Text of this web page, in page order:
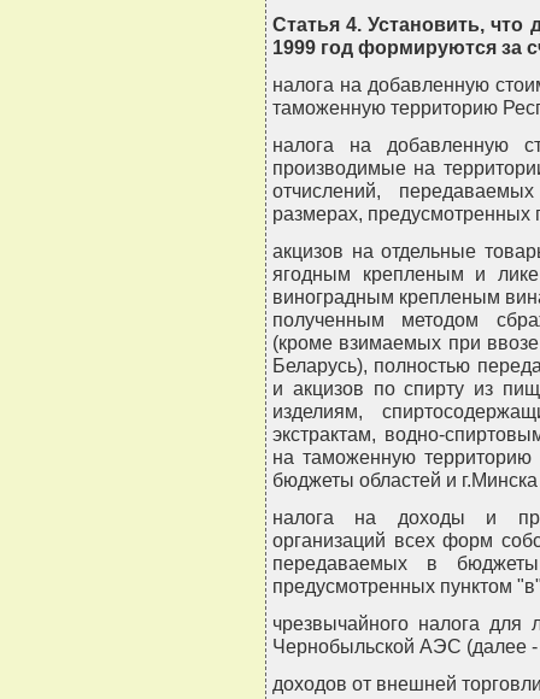
Статья 4. Установить,
1999 год формируются за
налога на добавленную
таможенную территорию
налога на добавленную
производимые на
отчислений,
размерах, предусмотренных
акцизов на отдельные
ягодным крепленым и
виноградным крепленым
полученным методом
(кроме взимаемых при
Беларусь), полностью
и акцизов по спирту из
изделиям,
экстрактам, водно-
на таможенную
бюджеты областей и
налога на доходы и
организаций всех форм
передаваемых в
предусмотренных пунктом
чрезвычайного налога для
Чернобыльской АЭС (далее
доходов от внешней